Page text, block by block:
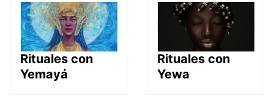
Rituales con
Yemayá
Rituales con
Yewa